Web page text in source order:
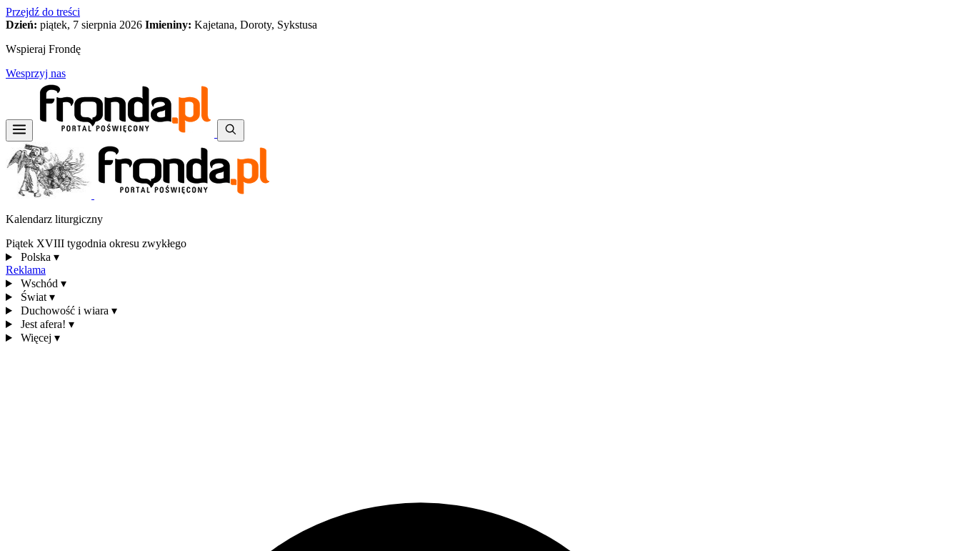
Przejdź do treści
Dzień: piątek, 7 sierpnia 2026 Imieniny: Kajetana, Doroty, Sykstusa
Wspieraj Frondę
Wesprzyj nas
Kalendarz liturgiczny
Piątek XVIII tygodnia okresu zwykłego
Polska ▾
Reklama
Wschód ▾
Świat ▾
Duchowość i wiara ▾
Jest afera! ▾
Więcej ▾